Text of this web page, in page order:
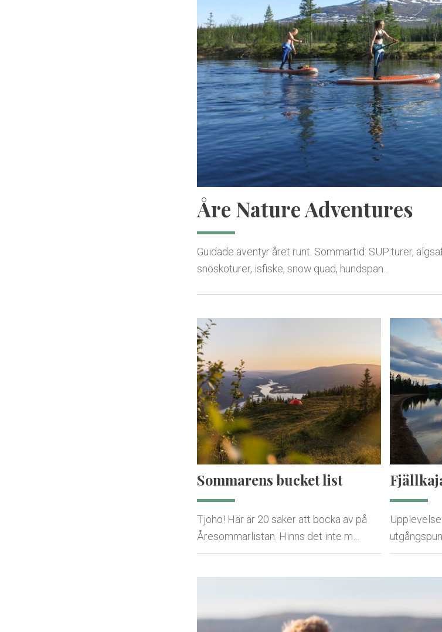
Åre Nature Adventures
Guidade äventyr året runt. Sommartid: SUP:turer,
snöskoturer, isfiske, snow quad, hundspan…
Sommarens bucket list
Tjoho! Här är 20 saker att bocka av på
Åresommarlistan. Hinns det inte m…